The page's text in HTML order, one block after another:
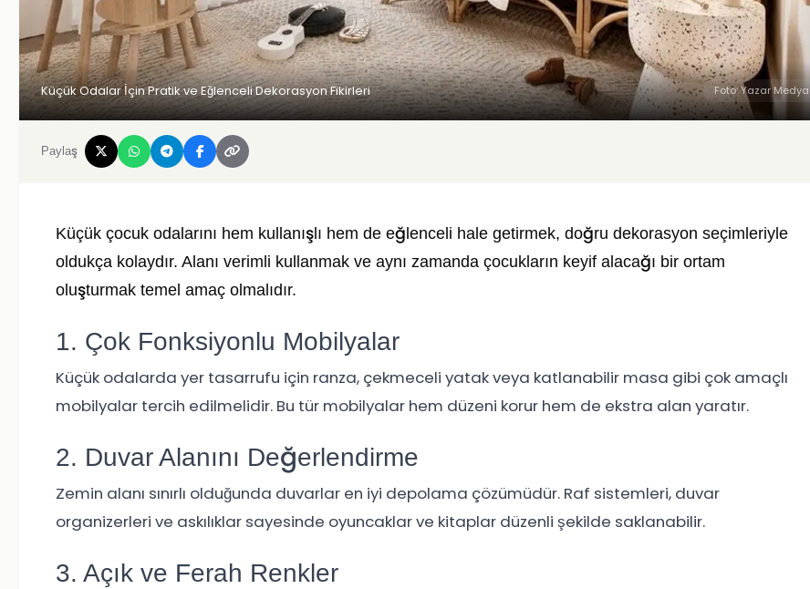
Küçük Odalar İçin Pratik ve Eğlenceli Dekorasyon Fikirleri Foto: Yazar Medya
Paylaş
Küçük çocuk odalarını hem kullanışlı hem de eğlenceli hale getirmek, doğru dekorasyon seçimleriyle
oldukça kolaydır. Alanı verimli kullanmak ve aynı zamanda çocukların keyif alacağı bir ortam
oluşturmak temel amaç olmalıdır.
1. Çok Fonksiyonlu Mobilyalar
Küçük odalarda yer tasarrufu için ranza, çekmeceli yatak veya katlanabilir masa gibi çok amaçlı
mobilyalar tercih edilmelidir. Bu tür mobilyalar hem düzeni korur hem de ekstra alan yaratır.
2. Duvar Alanını Değerlendirme
Zemin alanı sınırlı olduğunda duvarlar en iyi depolama çözümüdür. Raf sistemleri, duvar
organizerleri ve askılıklar sayesinde oyuncaklar ve kitaplar düzenli şekilde saklanabilir.
3. Açık ve Ferah Renkler